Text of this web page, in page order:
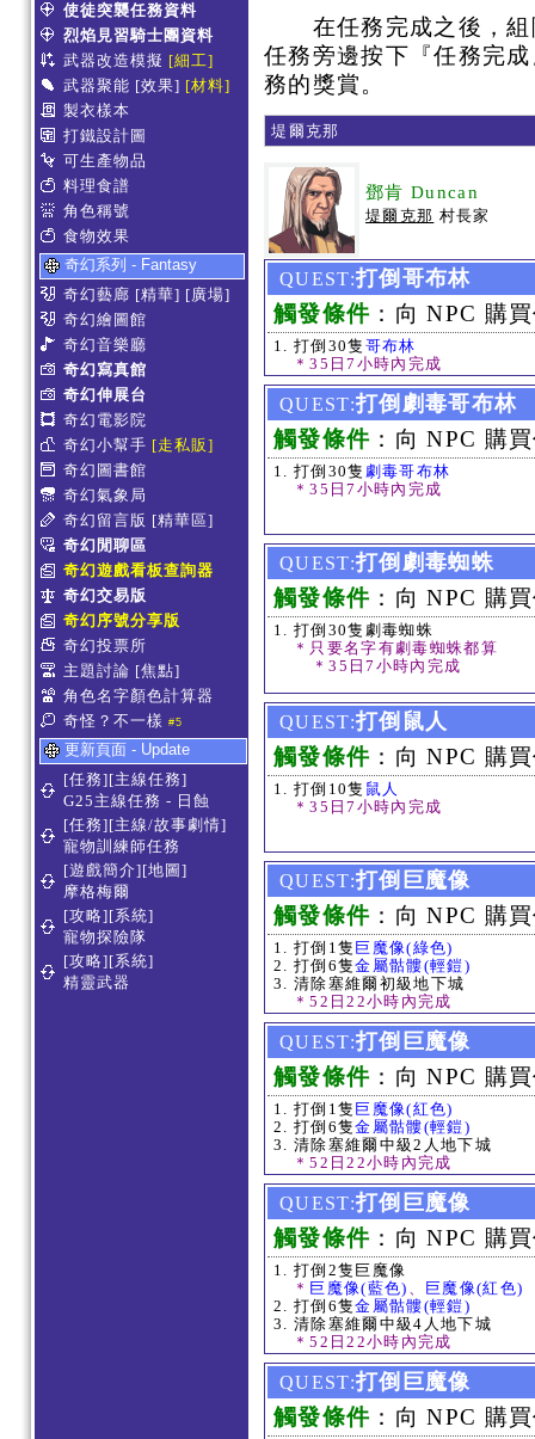
使徒突襲任務資料
烈焰見習騎士團資料
武器改造模擬 [細工]
武器聚能 [效果] [材料]
製衣樣本
打鐵設計圖
可生產物品
料理食譜
角色稱號
食物效果
奇幻系列 - Fantasy
奇幻藝廊 [精華] [廣場]
奇幻繪圖館
奇幻音樂廳
奇幻寫真館
奇幻伸展台
奇幻電影院
奇幻小幫手 [走私販]
奇幻圖書館
奇幻氣象局
奇幻留言版 [精華區]
奇幻閒聊區
奇幻遊戲看板查詢器
奇幻交易版
奇幻序號分享版
奇幻投票所
主題討論 [焦點]
角色名字顏色計算器
奇怪？不一樣 #5
更新頁面 - Update
[任務][主線任務]
G25主線任務 - 日蝕
[任務][主線/故事劇情]
寵物訓練師任務
[遊戲簡介][地圖]
摩格梅爾
[攻略][系統]
寵物探險隊
[攻略][系統]
精靈武器
在任務完成之後，組
任務旁邊按下『任務完
務的獎賞。
堤爾克那
鄧肯 Duncan
堤爾克那 村長家
QUEST:打倒哥布林
觸發條件 ：向 NPC 購
打倒30隻 哥布林
＊35日7小時內完成
QUEST:打倒劇毒哥布林
觸發條件 ：向 NPC 購
打倒30隻 劇毒哥布林
＊35日7小時內完成
QUEST:打倒劇毒蜘蛛
觸發條件 ：向 NPC 購
打倒30隻劇毒蜘蛛
＊只要名字有劇毒蜘蛛都算
＊35日7小時內完成
QUEST:打倒鼠人
觸發條件 ：向 NPC 購
打倒10隻 鼠人
＊35日7小時內完成
QUEST:打倒巨魔像
觸發條件 ：向 NPC 購
打倒1隻 巨魔像(綠色)
打倒6隻金屬骷髏(輕鎧)
清除塞維爾初級地下城
＊52日22小時內完成
QUEST:打倒巨魔像
觸發條件 ：向 NPC 購
打倒1隻 巨魔像(紅色)
打倒6隻金屬骷髏(輕鎧)
清除塞維爾中級2人地下城
＊52日22小時內完成
QUEST:打倒巨魔像
觸發條件 ：向 NPC 購
打倒2隻巨魔像
＊ 巨魔像(藍色) 、
巨魔像(紅色)
打倒6隻金屬骷髏(輕鎧)
清除塞維爾中級4人地下城
＊52日22小時內完成
QUEST:打倒巨魔像
觸發條件 ：向 NPC 購